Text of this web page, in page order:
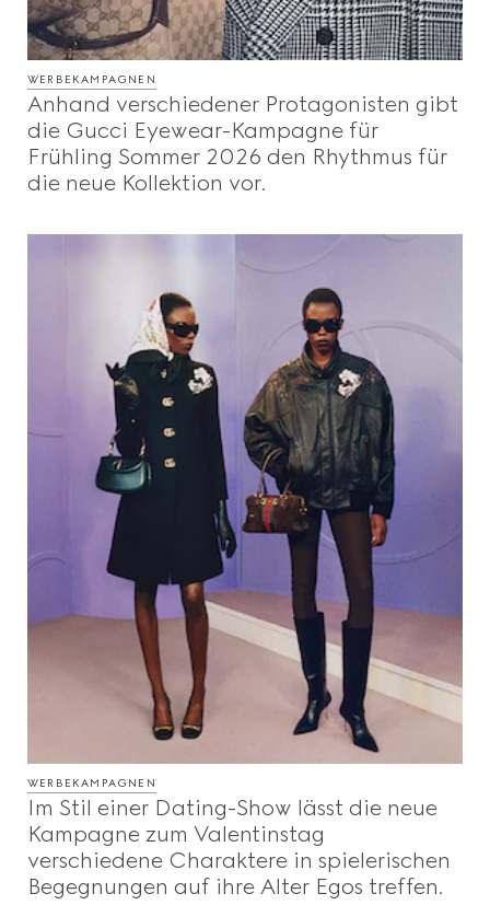
WERBEKAMPAGNEN
Anhand verschiedener Protagonisten gibt
die Gucci Eyewear-Kampagne für
Frühling Sommer 2026 den Rhythmus für
die neue Kollektion vor.
WERBEKAMPAGNEN
Im Stil einer Dating-Show lässt die neue
Kampagne zum Valentinstag
verschiedene Charaktere in spielerischen
Begegnungen auf ihre Alter Egos treffen.